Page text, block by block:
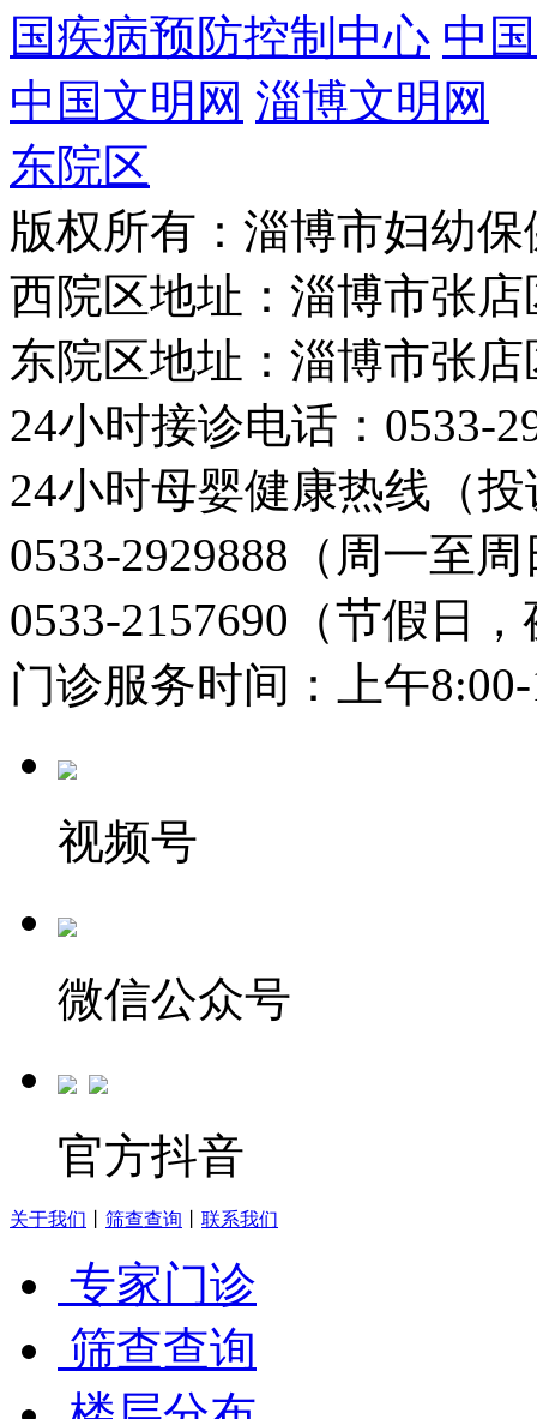
国疾病预防控制中心 中
中国文明网 淄博文明网
东院区
版权所有：淄博市妇幼
西院区地址：淄博市张
东院区地址：淄博市张
24小时接诊电话：0533-
24小时母婴健康热线（
0533-2929888（周一至
0533-2157690（节假日
门诊服务时间：上午
视频号
微信公众号
官方抖音
关于我们 筛查查询 联系我们
专家门诊
筛查查询